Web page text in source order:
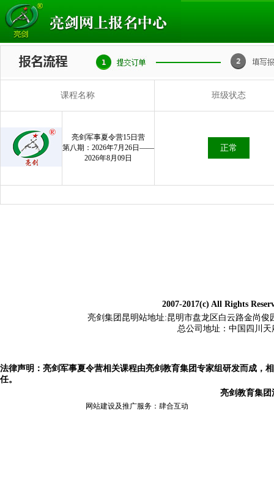
课程名称 班级状态
亮剑军事夏令营15日营
第八期：2026年7月26日——
2026年8月09日
正常
2007-2017(c) All Rights
亮剑集团昆明站地址:昆明市盘龙区白云路金尚俊
总公司地址： 中国四川天
法律声明：亮剑军事夏令营相关课程由亮剑教育集团专家组研发而成，
任。
亮剑教育集
网站建设及推广服务： 肆合互动